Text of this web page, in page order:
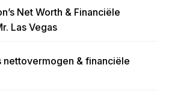
Net Worth & Financiële
Las Vegas
nettovermogen & financiële